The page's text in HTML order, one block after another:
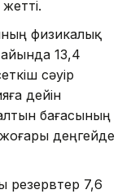
физикалық
13,4
сәуір
дейін
бағасының
деңгейде
резервтер 7,6